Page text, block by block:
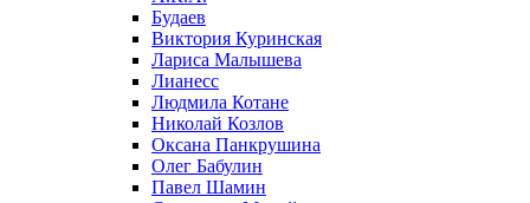
Будаев
Виктория Куринская
Лариса Малышева
Лианесс
Людмила Котане
Николай Козлов
Оксана Панкрушина
Олег Бабулин
Павел Шамин